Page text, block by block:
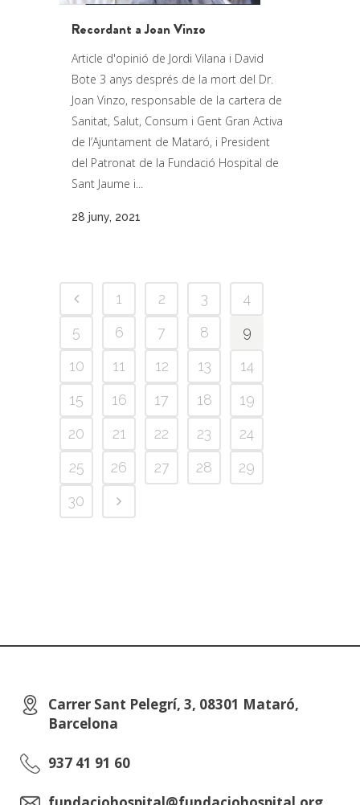
Recordant a Joan Vinzo
Article d'opinió de Jordi Vilana i David
Bote 3 anys després de la mort del Dr.
Joan Vinzo, responsable de la cartera de
Sanitat, Salut, Consum i Gent Gran Activa
de l’Ajuntament de Mataró, i President
del Patronat de la Fundació Hospital de
Sant Jaume i...
28 juny, 2021
1 2 3
4
5
6 7 8
9
10
11 12 13
14
15
16 17 18
19
20
21 22 23
24
25
26 27 28
29
30
Carrer Sant Pelegrí, 3, 08301 Mataró,
Barcelona
937 41 91 60